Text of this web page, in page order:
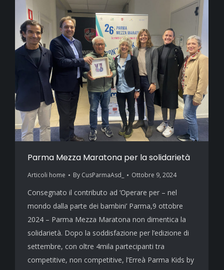
Parma Mezza Maratona per la solidarietà
Articoli home By CusParmaAsd_ Ottobre 9, 2024
Consegnato il contributo ad ‘Operare per – nel
mondo dalla parte dei bambini’ Parma,9 ottobre
2024 – Parma Mezza Maratona non dimentica la
solidarietà. Dopo la soddisfazione per l’edizione di
settembre, con oltre 4mila partecipanti tra
competitive, non competitive, l’Erreà Parma Kids by